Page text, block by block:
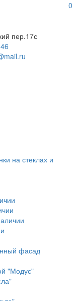
0
пер.17с
на стеклах и
фасад
"Модус"